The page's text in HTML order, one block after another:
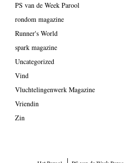
PS van de Week Parool
rondom magazine
Runner's World
spark magazine
Uncategorized
Vind
Vluchtelingenwerk Magazine
Vriendin
Zin